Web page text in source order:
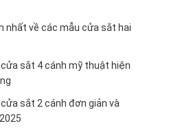
nhất về các mẫu cửa sắt hai
sắt 4 cánh mỹ thuật hiện
sắt 2 cánh đơn giản và